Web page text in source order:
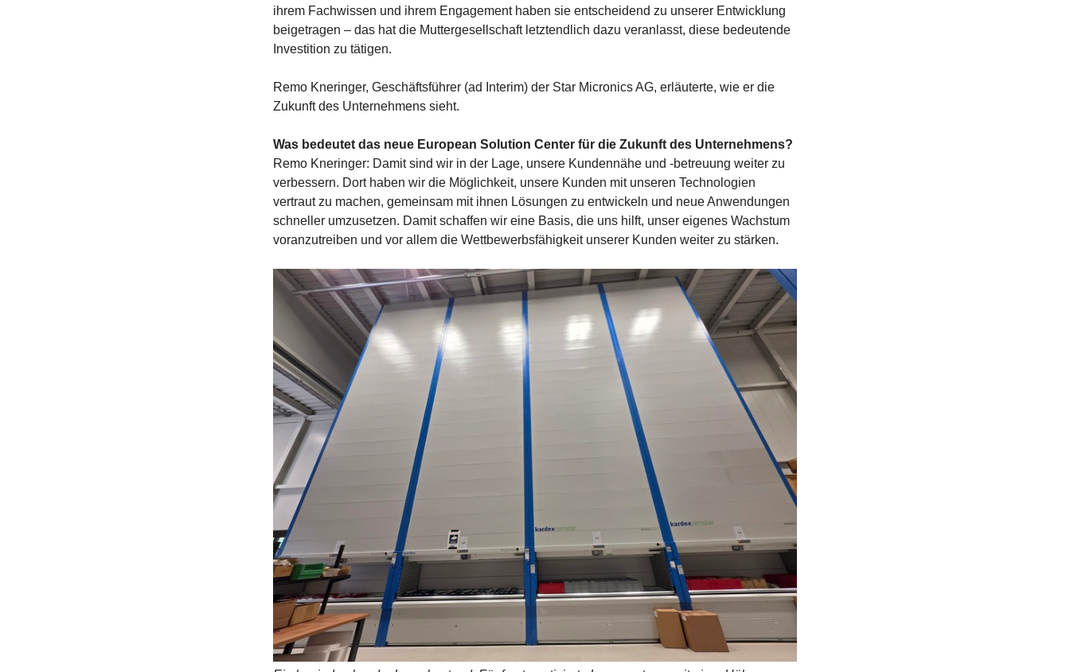
ihrem Fachwissen und ihrem Engagement haben sie entscheidend zu unserer Entwicklung
beigetragen – das hat die Muttergesellschaft letztendlich dazu veranlasst, diese bedeutende
Investition zu tätigen.
Remo Kneringer, Geschäftsführer (ad Interim) der Star Micronics AG, erläuterte, wie er die
Zukunft des Unternehmens sieht.
Was bedeutet das neue European Solution Center für die Zukunft des Unternehmens?
Remo Kneringer: Damit sind wir in der Lage, unsere Kundennähe und -betreuung weiter zu
verbessern. Dort haben wir die Möglichkeit, unsere Kunden mit unseren Technologien
vertraut zu machen, gemeinsam mit ihnen Lösungen zu entwickeln und neue Anwendungen
schneller umzusetzen. Damit schaffen wir eine Basis, die uns hilft, unser eigenes Wachstum
voranzutreiben und vor allem die Wettbewerbsfähigkeit unserer Kunden weiter zu stärken.